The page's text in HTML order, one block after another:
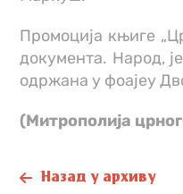
Промоција књиге
документа. Народ,
одржана у фоајеу
(Митрополија
Назад у архиву